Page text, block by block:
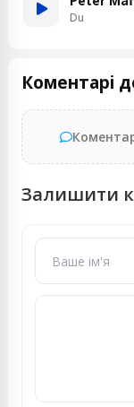
Du
Коментарі
Залишити